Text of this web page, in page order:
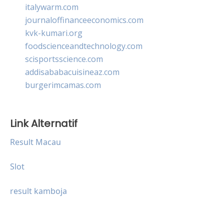
italywarm.com
journaloffinanceeconomics.com
kvk-kumari.org
foodscienceandtechnology.com
scisportsscience.com
addisababacuisineaz.com
burgerimcamas.com
Link Alternatif
Result Macau
Slot
result kamboja